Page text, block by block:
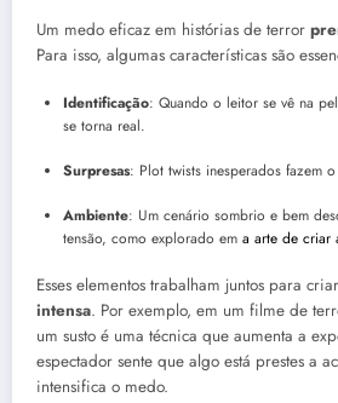
Um medo eficaz em histórias de terror
Para isso, algumas características são
Identificação: Quando o leitor se vê na
se torna real.
Surpresas: Plot twists inesperados fazem
Ambiente: Um cenário sombrio e bem
tensão, como explorado em a arte de criar
Esses elementos trabalham juntos para
intensa. Por exemplo, em um filme de
um susto é uma técnica que aumenta a
espectador sente que algo está prestes a
intensifica o medo.